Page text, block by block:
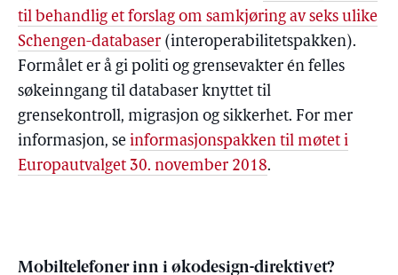
til behandlig et forslag om samkjøring av seks ulike
Schengen-databaser (interoperabilitetspakken).
Formålet er å gi politi og grensevakter én felles
søkeinngang til databaser knyttet til
grensekontroll, migrasjon og sikkerhet. For mer
informasjon, se informasjonspakken til møtet i
Europautvalget 30. november 2018.
Mobiltelefoner inn i økodesign-direktivet?